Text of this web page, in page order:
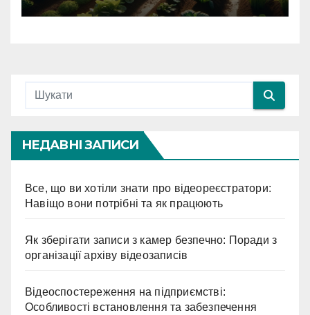
НЕДАВНІ ЗАПИСИ
Все, що ви хотіли знати про відеореєстратори:
Навіщо вони потрібні та як працюють
Як зберігати записи з камер безпечно: Поради з
організації архіву відеозаписів
Відеоспостереження на підприємстві:
Особливості встановлення та забезпечення